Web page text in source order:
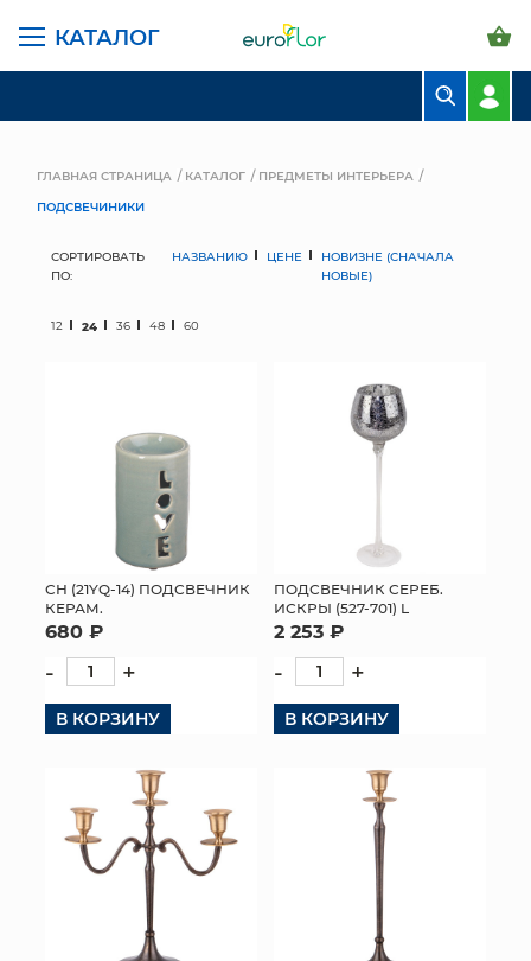
КАТАЛОГ
СВАДЕБНАЯ ФЛОРИСТИКА
КОРЗИНЫ
ЯЩИКИ
СУНДУКИ
ПАКЕТЫ И СУМКИ
ГЛАВНАЯ СТРАНИЦА КАТАЛОГ
ПРЕДМЕТЫ ИНТЕРЬЕРА
ПОДСВЕЧИНИКИ
СОРТИРОВАТЬ
ПО:
НАЗВАНИЮ ЦЕНЕ
НОВИЗНЕ (СНАЧАЛА
НОВЫЕ)
12 24 36 48 60
СН (21YQ-14) ПОДСВЕЧНИК
КЕРАМ.
680 ₽
- +
В КОРЗИНУ
ПОДСВЕЧНИК СЕРЕБ.
ИСКРЫ (527-701) L
2 253 ₽
- +
В КОРЗИНУ